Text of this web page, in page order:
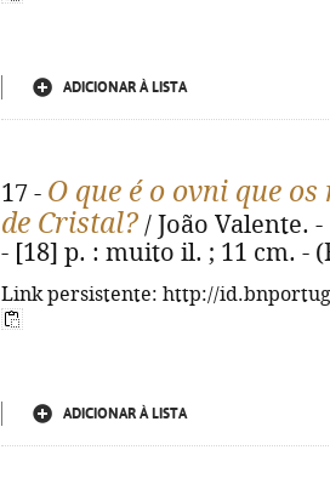
ADICIONAR À LISTA
17 - O que é o ovni que
de Cristal? / João Valente.
- [18] p. : muito il. ; 11 cm. -
Link persistente: http://
ADICIONAR À LISTA